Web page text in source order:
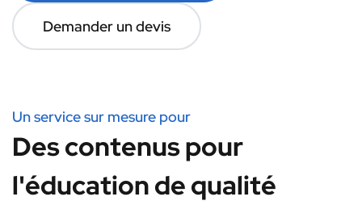
Demander un devis
Un service sur mesure pour
Des contenus pour
l'éducation de qualité